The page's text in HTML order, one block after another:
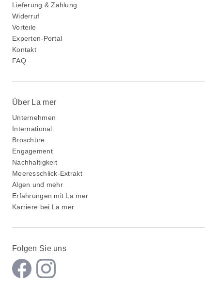
Lieferung & Zahlung
Widerruf
Vorteile
Experten-Portal
Kontakt
FAQ
Über La mer
Unternehmen
International
Broschüre
Engagement
Nachhaltigkeit
Meeresschlick-Extrakt
Algen und mehr
Erfahrungen mit La mer
Karriere bei La mer
Folgen Sie uns